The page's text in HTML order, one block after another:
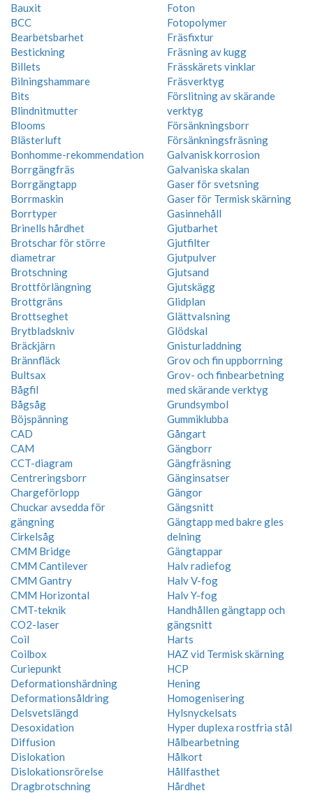
Bauxit
BCC
Bearbetsbarhet
Bestickning
Billets
Bilningshammare
Bits
Blindnitmutter
Blooms
Blästerluft
Bonhomme-rekommendation
Borrgängfräs
Borrgängtapp
Borrmaskin
Borrtyper
Brinells hårdhet
Brotschar för större
diametrar
Brotschning
Brottförlängning
Brottgräns
Brottseghet
Brytbladskniv
Bräckjärn
Brännfläck
Bultsax
Bågfil
Bågsåg
Böjspänning
CAD
CAM
CCT-diagram
Centreringsborr
Chargeförlopp
Chuckar avsedda för
gängning
Cirkelsåg
CMM Bridge
CMM Cantilever
CMM Gantry
CMM Horizontal
CMT-teknik
CO2-laser
Coil
Coilbox
Curiepunkt
Deformationshärdning
Deformationsåldring
Delsvetslängd
Desoxidation
Diffusion
Dislokation
Dislokationsrörelse
Dragbrotschning
Foton
Fotopolymer
Fräsfixtur
Fräsning av kugg
Frässkärets vinklar
Fräsverktyg
Förslitning av skärande
verktyg
Försänkningsborr
Försänkningsfräsning
Galvanisk korrosion
Galvaniska skalan
Gaser för svetsning
Gaser för Termisk skärning
Gasinnehåll
Gjutbarhet
Gjutfilter
Gjutpulver
Gjutsand
Gjutskägg
Glidplan
Glättvalsning
Glödskal
Gnisturladdning
Grov och fin uppborrning
Grov- och finbearbetning
med skärande verktyg
Grundsymbol
Gummiklubba
Gångart
Gängborr
Gängfräsning
Gänginsatser
Gängor
Gängsnitt
Gängtapp med bakre gles
delning
Gängtappar
Halv radiefog
Halv V-fog
Halv Y-fog
Handhållen gängtapp och
gängsnitt
Harts
HAZ vid Termisk skärning
HCP
Hening
Homogenisering
Hylsnyckelsats
Hyper duplexa rostfria stål
Hålbearbetning
Hålkort
Hållfasthet
Hårdhet